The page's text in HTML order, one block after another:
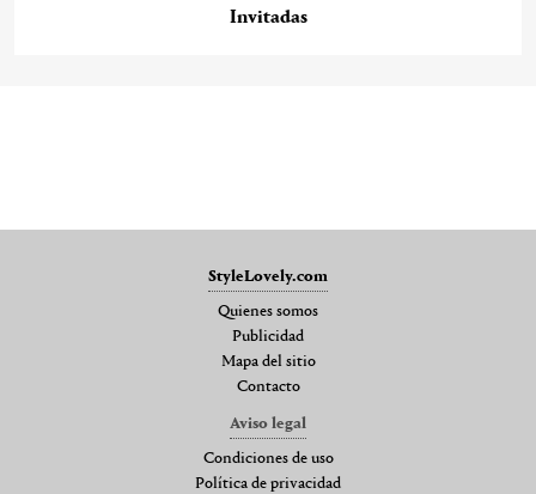
Invitadas
StyleLovely.com
Quienes somos
Publicidad
Mapa del sitio
Contacto
Aviso legal
Condiciones de uso
Política de privacidad